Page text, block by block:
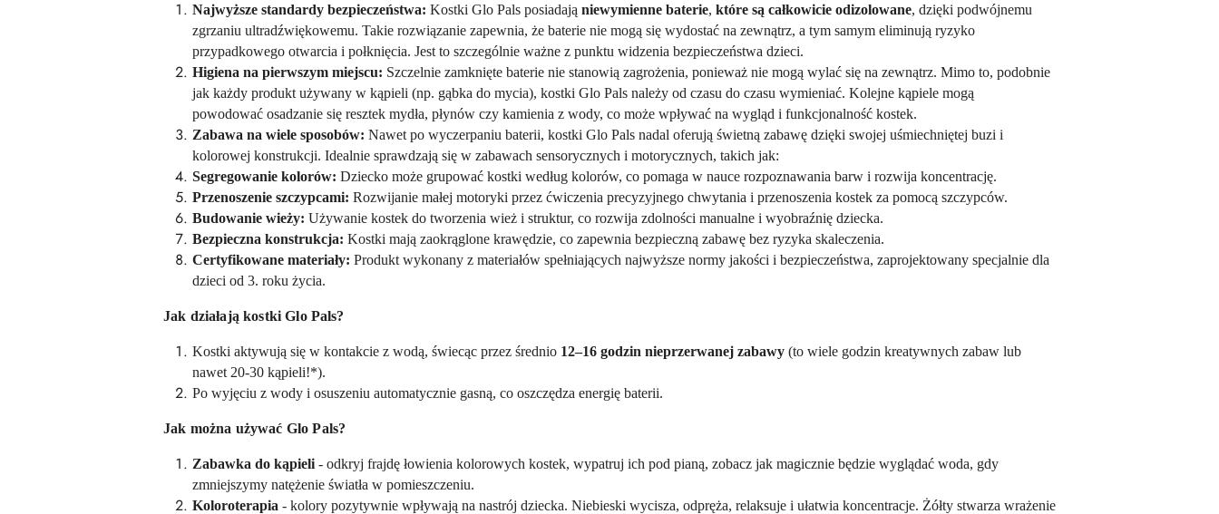
Najwyższe standardy bezpieczeństwa: Kostki Glo Pals posiadają niewymienne baterie, które są całkowicie odizolowane, dzięki podwójnemu
zgrzaniu ultradźwiękowemu. Takie rozwiązanie zapewnia, że baterie nie mogą się wydostać na zewnątrz, a tym samym eliminują ryzyko
przypadkowego otwarcia i połknięcia. Jest to szczególnie ważne z punktu widzenia bezpieczeństwa dzieci.
Higiena na pierwszym miejscu: Szczelnie zamknięte baterie nie stanowią zagrożenia, ponieważ nie mogą wylać się na zewnątrz. Mimo to, podobnie
jak każdy produkt używany w kąpieli (np. gąbka do mycia), kostki Glo Pals należy od czasu do czasu wymieniać. Kolejne kąpiele mogą
powodować osadzanie się resztek mydła, płynów czy kamienia z wody, co może wpływać na wygląd i funkcjonalność kostek.
Zabawa na wiele sposobów: Nawet po wyczerpaniu baterii, kostki Glo Pals nadal oferują świetną zabawę dzięki swojej uśmiechniętej buzi i
kolorowej konstrukcji. Idealnie sprawdzają się w zabawach sensorycznych i motorycznych, takich jak:
Segregowanie kolorów: Dziecko może grupować kostki według kolorów, co pomaga w nauce rozpoznawania barw i rozwija koncentrację.
Przenoszenie szczypcami: Rozwijanie małej motoryki przez ćwiczenia precyzyjnego chwytania i przenoszenia kostek za pomocą szczypców.
Budowanie wieży: Używanie kostek do tworzenia wież i struktur, co rozwija zdolności manualne i wyobraźnię dziecka.
Bezpieczna konstrukcja: Kostki mają zaokrąglone krawędzie, co zapewnia bezpieczną zabawę bez ryzyka skaleczenia.
Certyfikowane materiały: Produkt wykonany z materiałów spełniających najwyższe normy jakości i bezpieczeństwa, zaprojektowany specjalnie dla
dzieci od 3. roku życia.
Jak działają kostki Glo Pals?
Kostki aktywują się w kontakcie z wodą, świecąc przez średnio 12–16 godzin nieprzerwanej zabawy (to wiele godzin kreatywnych zabaw lub
nawet 20-30 kąpieli!*).
Po wyjęciu z wody i osuszeniu automatycznie gasną, co oszczędza energię baterii.
Jak można używać Glo Pals?
Zabawka do kąpieli - odkryj frajdę łowienia kolorowych kostek, wypatruj ich pod pianą, zobacz jak magicznie będzie wyglądać woda, gdy
zmniejszymy natężenie światła w pomieszczeniu.
Koloroterapia - kolory pozytywnie wpływają na nastrój dziecka. Niebieski wycisza, odpręża, relaksuje i ułatwia koncentracje. Żółty stwarza wrażenie